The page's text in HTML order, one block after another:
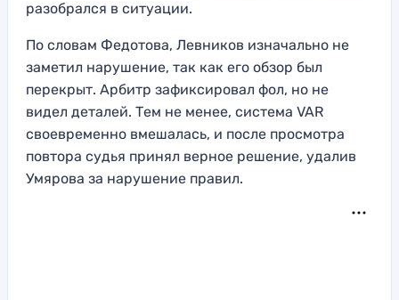
разобрался в ситуации.
По словам Федотова, Левников изначально не
заметил нарушение, так как его обзор был
перекрыт. Арбитр зафиксировал фол, но не
видел деталей. Тем не менее, система VAR
своевременно вмешалась, и после просмотра
повтора судья принял верное решение, удалив
Умярова за нарушение правил.